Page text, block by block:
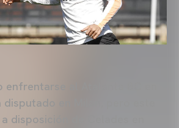
enfrentarse al Atalanta BC en
en Milán, pero este
disposición de Celades en